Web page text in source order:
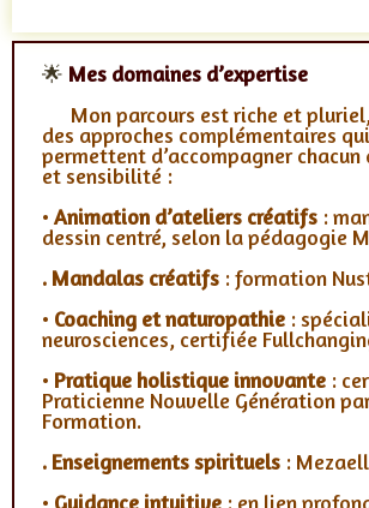
🌟 Mes domaines d’expertise
Mon parcours est riche et
des approches complémentaires
permettent d’accompagner chacun
et sensibilité :
• Animation d’ateliers créatifs :
dessin centré, selon la pédagogie
. Mandalas créatifs : formation
• Coaching et naturopathie :
neurosciences, certifiée
• Pratique holistique innovante :
Praticienne Nouvelle Génération
Formation.
. Enseignements spirituels :
• Guidance intuitive : en lien